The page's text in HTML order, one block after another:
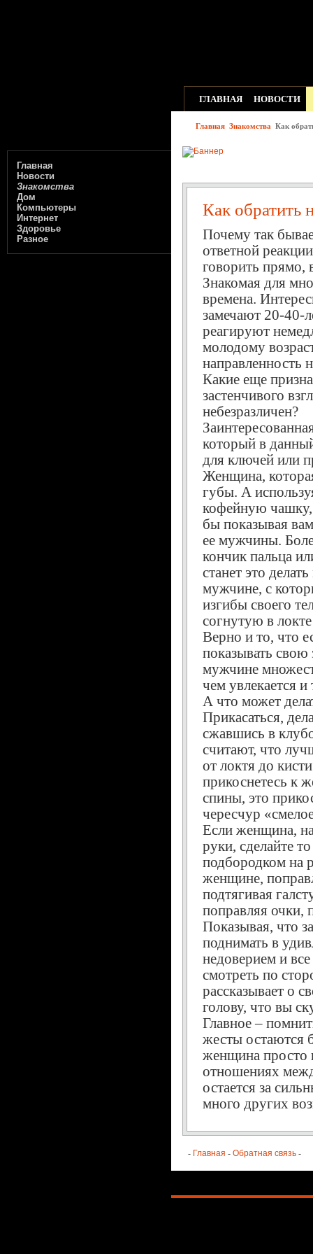
Главная
Новости
Знакомства
Дом
Компьютеры
Интернет
Здоровье
Разное
ГЛАВНАЯ НОВОСТИ
Главная Знакомства Как
Как обратить
Почему так
ответной
говорить прямо,
Знакомая для
времена.
замечают 20-40-
реагируют
молодому
направленность
Какие еще
застенчивого
небезразличен?
который в
для ключей или
Женщина,
губы. А
кофейную чашку,
бы показывая
ее мужчины.
кончик пальца
станет это
мужчине, с
изгибы своего
согнутую в
Верно и то, что
показывать свою
мужчине
чем увлекается и
А что может
Прикасаться,
сжавшись в
считают, что
от локтя до
прикоснетесь к
спины, это
чересчур
Если женщина,
руки, сделайте
подбородком на
женщине,
подтягивая
поправляя очки,
Показывая, что
поднимать в
недоверием и
смотреть по
рассказывает о
голову, что вы
Главное –
жесты остаются
женщина просто
отношениях
остается за
много других
- Главная - Обратная связь -